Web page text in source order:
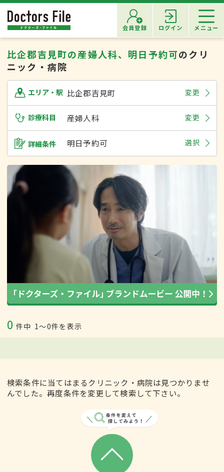
会員登録 ログイン メニュー
比企郡吉見町の産婦人科、明日予約可のクリ
ニック・病院
エリア・駅 比企郡吉見町 変更
診療科目 産婦人科 変更
詳細条件 明日予約可 選択
0 件中 1〜0件を表示
検索条件に当てはまるクリニック・病院は見つかりませ
んでした。再度条件を変更して検索して下さい。